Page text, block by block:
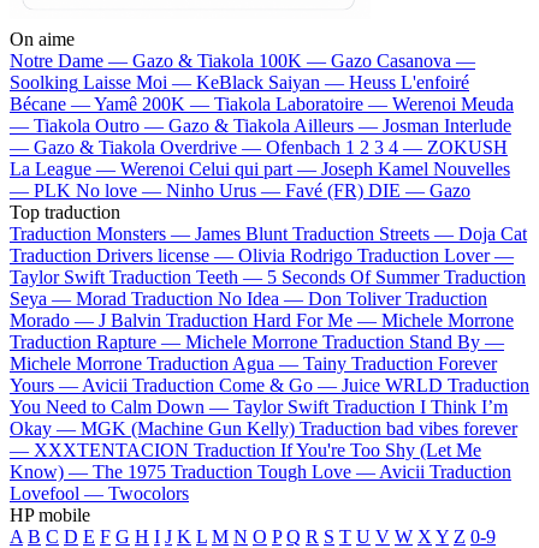
On aime
Notre Dame — Gazo & Tiakola 100K — Gazo Casanova —
Soolking Laisse Moi — KeBlack Saiyan — Heuss L'enfoiré
Bécane —Yamê 200K — Tiakola Laboratoire — Werenoi Meuda
— Tiakola Outro — Gazo & Tiakola Ailleurs — Josman Interlude
— Gazo & Tiakola Overdrive — Ofenbach 1 2 3 4 — ZOKUSH
La League — Werenoi Celui qui part — Joseph Kamel Nouvelles
— PLK No love — Ninho Urus — Favé (FR) DIE — Gazo
Top traduction
Traduction Monsters — James Blunt Traduction Streets — Doja Cat
Traduction Drivers license — Olivia Rodrigo Traduction Lover —
Taylor Swift Traduction Teeth — 5 Seconds Of Summer Traduction
Seya — Morad Traduction No Idea — Don Toliver Traduction
Morado — J Balvin Traduction Hard For Me — Michele Morrone
Traduction Rapture — Michele Morrone Traduction Stand By —
Michele Morrone Traduction Agua — Tainy Traduction Forever
Yours — Avicii Traduction Come & Go — Juice WRLD Traduction
You Need to Calm Down — Taylor Swift Traduction I Think I’m
Okay — MGK (Machine Gun Kelly) Traduction bad vibes forever
— XXXTENTACION Traduction If You're Too Shy (Let Me
Know) — The 1975 Traduction Tough Love — Avicii Traduction
Lovefool — Twocolors
HP mobile
A B C D E F G H I J K L M N O P Q R S T U V W X Y Z 0-9